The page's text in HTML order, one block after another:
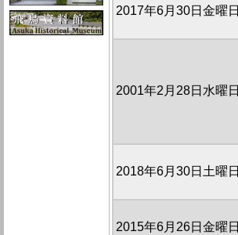
2017年6月30日金曜日
2001年2月28日水曜日
2018年6月30日土曜日
2015年6月26日金曜日